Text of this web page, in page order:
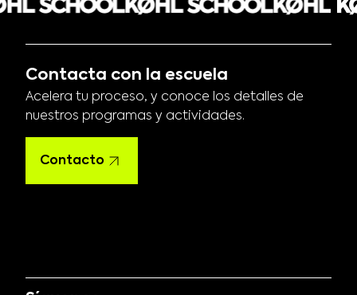
Contacta con la escuela
Acelera tu proceso, y conoce los detalles de
nuestros programas y actividades.
Contacto